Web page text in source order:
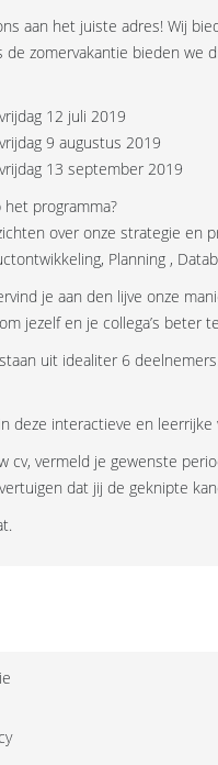
aan het juiste adres! Wij
de zomervakantie bieden we
12 juli 2019
9 augustus 2019
13 september 2019
programma?
over onze strategie en
Planning ,
je aan den lijve onze
jezelf en je collega’s beter
uit idealiter 6
deze interactieve en
cv, vermeld je gewenste
dat jij de geknipte